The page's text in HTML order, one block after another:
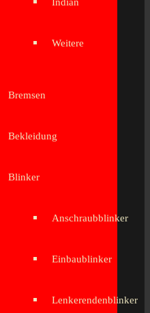
Weitere
Bremsen
Bekleidung
Blinker
Anschraubblinker
Einbaublinker
Lenkerendenblinker